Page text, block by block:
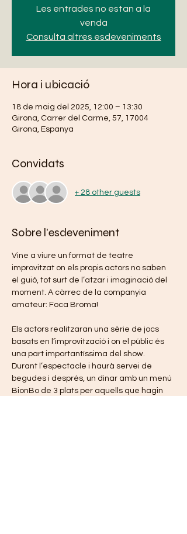
Les entrades no estan a la
venda
Consulta altres esdeveniments
Hora i ubicació
18 de maig del 2025, 12:00 – 13:30
Girona, Carrer del Carme, 57, 17004
Girona, Espanya
Convidats
+ 28 other guests
Sobre l'esdeveniment
Vine a viure un format de teatre
improvitzat on els propis actors no saben
el guió, tot surt de l’atzar i imaginació del
moment. A càrrec de la companyia
amateur: Foca Broma!
Els actors realitzaran una sèrie de jocs
basats en l’improvització i on el públic és
una part importantíssima del show.
Durant l’espectacle i haurà servei de
begudes i després, un dinar amb un menú
BionBo de 3 plats per aquells que hagin